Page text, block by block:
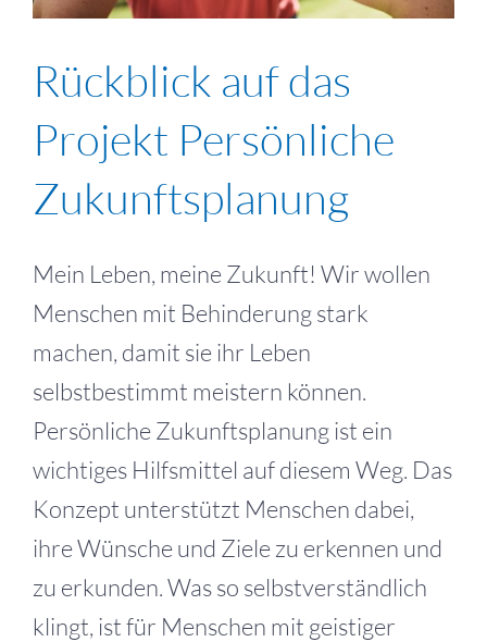
Rückblick auf das
Projekt Persönliche
Zukunftsplanung
Mein Leben, meine Zukunft! Wir wollen
Menschen mit Behinderung stark
machen, damit sie ihr Leben
selbstbestimmt meistern können.
Persönliche Zukunftsplanung ist ein
wichtiges Hilfsmittel auf diesem Weg. Das
Konzept unterstützt Menschen dabei,
ihre Wünsche und Ziele zu erkennen und
zu erkunden. Was so selbstverständlich
klingt, ist für Menschen mit geistiger